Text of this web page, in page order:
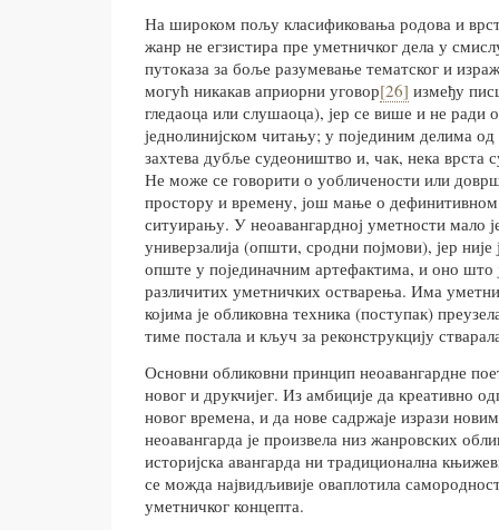
На широком пољу класификовања родова и
жанр не егзистира пре уметничког дела у
путоказа за боље разумевање тематског и
могућ никакав априорни уговор[26] између
гледаоца или слушаоца), јер се више и не ради
једнолинијском читању; у појединим делима од
захтева дубље судеоништво и, чак, нека врста
Не може се говорити о уобличености или
простору и времену, још мање о
ситуирању. У неоавангардној уметности мало
универзалија (општи, сродни појмови), јер
опште у појединачним артефактима, и оно што
различитих уметничких остварења. Има
којима је обликовна техника (поступак)
тиме постала и кључ за реконструкцију
Основни обликовни принцип неоавангардне
новог и друкчијег. Из амбиције да креативно
новог времена, и да нове садржаје изрази
неоавангарда је произвела низ жанровских
историјска авангарда ни традиционална
се можда највидљивије оваплотила
уметничког концепта.